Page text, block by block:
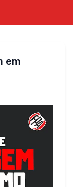
em